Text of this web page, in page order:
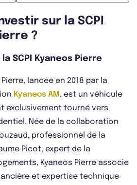
sur la SCPI
?
SCPI Kyaneos Pierre
Pierre, lancée en 2018 par la
Kyaneos AM, est un véhicule
exclusivement tourné vers
Née de la collaboration
professionnel de la
Picot, expert de la
Kyaneos Pierre associe
et expertise technique